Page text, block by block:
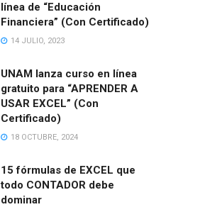
línea de “Educación
Financiera” (Con Certificado)
14 JULIO, 2023
UNAM lanza curso en línea
gratuito para “APRENDER A
USAR EXCEL” (Con
Certificado)
18 OCTUBRE, 2024
15 fórmulas de EXCEL que
todo CONTADOR debe
dominar